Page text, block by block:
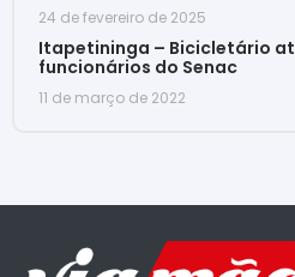
24 de fevereiro de 2025
Itapetininga – Bicicletário
funcionários do Senac
11 de março de 2022